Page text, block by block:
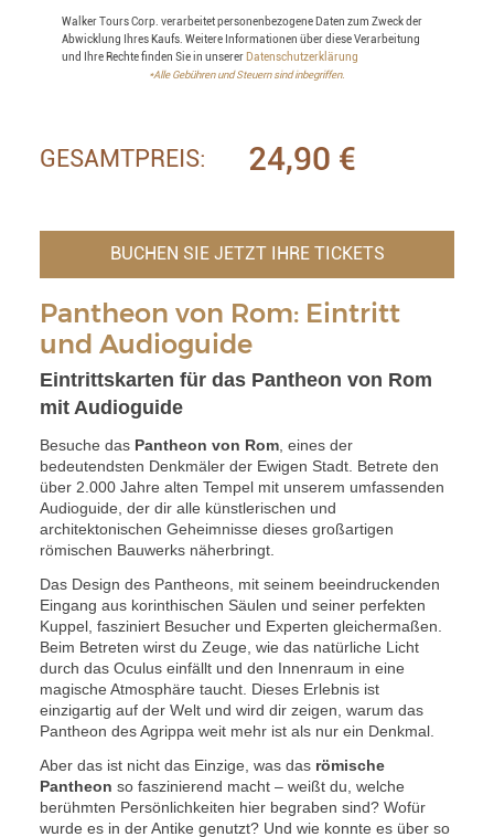
Walker Tours Corp. verarbeitet personenbezogene Daten zum Zweck der
Abwicklung Ihres Kaufs. Weitere Informationen über diese Verarbeitung
und Ihre Rechte finden Sie in unserer Datenschutzerklärung
*Alle Gebühren und Steuern sind inbegriffen.
GESAMTPREIS: 24,90 €
BUCHEN SIE JETZT IHRE TICKETS
Pantheon von Rom: Eintritt
und Audioguide
Eintrittskarten für das Pantheon von Rom
mit Audioguide
Besuche das Pantheon von Rom , eines der
bedeutendsten Denkmäler der Ewigen Stadt. Betrete den
über 2.000 Jahre alten Tempel mit unserem umfassenden
Audioguide, der dir alle künstlerischen und
architektonischen Geheimnisse dieses großartigen
römischen Bauwerks näherbringt.
Das Design des Pantheons, mit seinem beeindruckenden
Eingang aus korinthischen Säulen und seiner perfekten
Kuppel, fasziniert Besucher und Experten gleichermaßen.
Beim Betreten wirst du Zeuge, wie das natürliche Licht
durch das Oculus einfällt und den Innenraum in eine
magische Atmosphäre taucht. Dieses Erlebnis ist
einzigartig auf der Welt und wird dir zeigen, warum das
Pantheon des Agrippa weit mehr ist als nur ein Denkmal.
Aber das ist nicht das Einzige, was das römische
Pantheon so faszinierend macht – weißt du, welche
berühmten Persönlichkeiten hier begraben sind? Wofür
wurde es in der Antike genutzt? Und wie konnte es über so